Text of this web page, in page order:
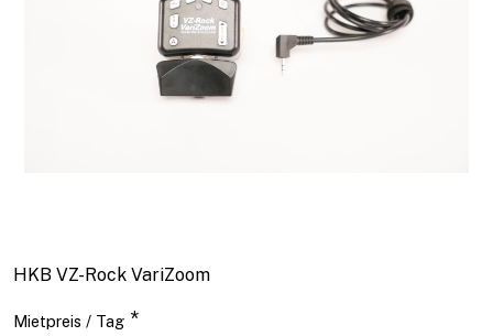
HKB VZ-Rock VariZoom
Mietpreis / Tag *